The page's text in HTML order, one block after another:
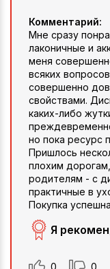
Комментарий:
Мне сразу
лаконичные и
меня
всяких
совершенно
свойствами.
каких-либо
но пока ресурс
Пришлось
плохим
родителям - с
практичные в
Покупка
Я
0 0